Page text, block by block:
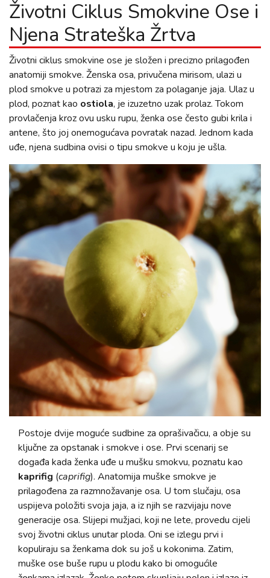
Životni Ciklus Smokvine Ose i
Njena Strateška Žrtva
Životni ciklus smokvine ose je složen i precizno prilagođen
anatomiji smokve. Ženska osa, privučena mirisom, ulazi u
plod smokve u potrazi za mjestom za polaganje jaja. Ulaz u
plod, poznat kao ostiola, je izuzetno uzak prolaz. Tokom
provlačenja kroz ovu usku rupu, ženka ose često gubi krila i
antene, što joj onemogućava povratak nazad. Jednom kada
uđe, njena sudbina ovisi o tipu smokve u koju je ušla.
Postoje dvije moguće sudbine za oprašivačicu, a obje su
ključne za opstanak i smokve i ose. Prvi scenarij se
događa kada ženka uđe u mušku smokvu, poznatu kao
kaprifig (caprifig). Anatomija muške smokve je
prilagođena za razmnožavanje osa. U tom slučaju, osa
uspijeva položiti svoja jaja, a iz njih se razvijaju nove
generacije osa. Slijepi mužjaci, koji ne lete, provedu cijeli
svoj životni ciklus unutar ploda. Oni se izlegu prvi i
kopuliraju sa ženkama dok su još u kokonima. Zatim,
muške ose buše rupu u plodu kako bi omogućile